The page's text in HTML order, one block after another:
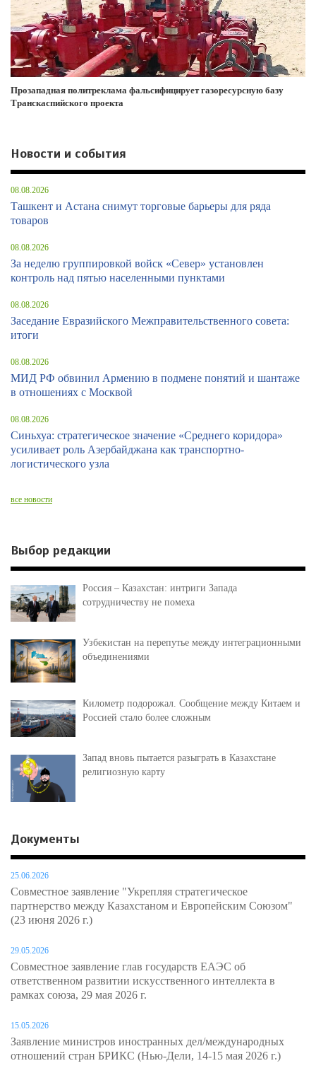
Прозападная политреклама фальсифицирует газоресурсную базу
Транскаспийского проекта
Новости и события
08.08.2026
Ташкент и Астана снимут торговые барьеры для ряда
товаров
08.08.2026
За неделю группировкой войск «Север» установлен
контроль над пятью населенными пунктами
08.08.2026
Заседание Евразийского Межправительственного совета:
итоги
08.08.2026
МИД РФ обвинил Армению в подмене понятий и шантаже
в отношениях с Москвой
08.08.2026
Синьхуа: стратегическое значение «Среднего коридора»
усиливает роль Азербайджана как транспортно-
логистического узла
все новости
Выбор редакции
Россия – Казахстан: интриги Запада
сотрудничеству не помеха
Узбекистан на перепутье между интеграционными
объединениями
Километр подорожал. Сообщение между Китаем и
Россией стало более сложным
Запад вновь пытается разыграть в Казахстане
религиозную карту
Документы
25.06.2026
Совместное заявление "Укрепляя стратегическое
партнерство между Казахстаном и Европейским Союзом"
(23 июня 2026 г.)
29.05.2026
Совместное заявление глав государств ЕАЭС об
ответственном развитии искусственного интеллекта в
рамках союза, 29 мая 2026 г.
15.05.2026
Заявление министров иностранных дел/международных
отношений стран БРИКС (Нью-Дели, 14-15 мая 2026 г.)